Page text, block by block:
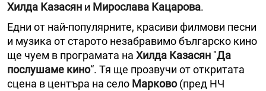
Хилда Казасян и Мирослава Кацарова.
Едни от най-популярните, красиви филмови песни
и музика от старото незабравимо българско кино
ще чуем в програмата на Хилда Казасян "Да
послушаме кино“. Тя ще прозвучи от откритата
сцена в центъра на село Марково(пред НЧ